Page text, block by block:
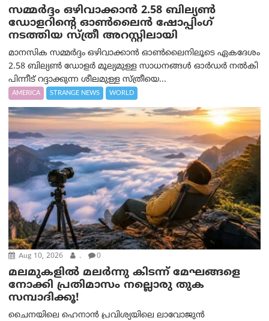
സമ്മര്‍ദ്ദം ഒഴിവാക്കാന്‍ 2.58 ബില്യൺ
ഡോളറിന്റെ ഓണ്‍ലൈന്‍ ഷോപ്പിംഗ്
നടത്തിയ സ്ത്രീ അറസ്റ്റിലായി
മാനസിക സമ്മര്‍ദ്ദം ഒഴിവാക്കാന്‍ ഓണ്‍ലൈനിലൂടെ ഏകദേശം
2.58 ബില്യൺ ഡോളർ മൂല്യമുള്ള സാധനങ്ങള്‍ ഓര്‍ഡര്‍ നല്‍കി
പിന്നീട് റദ്ദാക്കുന്ന ശീലമുള്ള സ്ത്രീയെ...
AMERICA STRANGE NEWS WORLD
Aug 10, 2026 . 0
മലമുകളില്‍ മലര്‍ന്നു കിടന്ന് മേഘങ്ങളെ
നോക്കി പ്രതിമാസം നല്ലൊരു തുക
സമ്പാദിക്കൂ!
ചൈനയിലെ ഹെനാൻ പ്രവിശ്യയിലെ ലാവോജുൻ